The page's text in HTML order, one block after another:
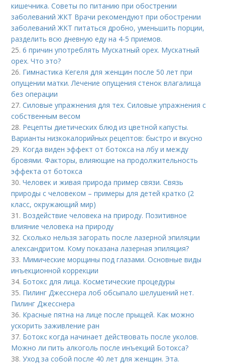
кишечника. Советы по питанию при обострении
заболеваний ЖКТ Врачи рекомендуют при обострении
заболеваний ЖКТ питаться дробно, уменьшить порции,
разделить всю дневную еду на 4-5 приемов.
25.6 причин употреблять Мускатный орех. Мускатный
орех. Что это?
26. Гимнастика Кегеля для женщин после 50 лет при
опущении матки. Лечение опущения стенок влагалища
без операции
27.Силовые упражнения для тех. Силовые упражнения с
собственным весом
28. Рецепты диетических блюд из цветной капусты.
Варианты низкокалорийных рецептов: быстро и вкусно
29. Когда виден эффект от ботокса на лбу и между
бровями. Факторы, влияющие на продолжительность
эффекта от ботокса
30.Человек и живая природа пример связи. Связь
природы с человеком – примеры для детей кратко (2
класс, окружающий мир)
31. Воздействие человека на природу. Позитивное
влияние человека на природу
32.Сколько нельзя загорать после лазерной эпиляции
александритом. Кому показана лазерная эпиляция?
33. Мимические морщины под глазами. Основные виды
инъекционной коррекции
34. Ботокс для лица. Косметические процедуры
35. Пилинг Джесснера лоб обсыпало шелушений нет.
Пилинг Джесснера
36. Красные пятна на лице после прыщей. Как можно
ускорить заживление ран
37. Ботокс когда начинает действовать после уколов.
Можно ли пить алкоголь после инъекций Ботокса?
38.Уход за собой после 40 лет для женщин. Эта.